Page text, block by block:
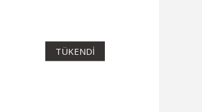
TÜKENDİ